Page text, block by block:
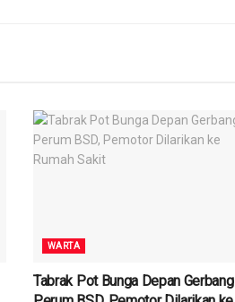
WARTA
Tabrak Pot Bunga Depan Gerbang